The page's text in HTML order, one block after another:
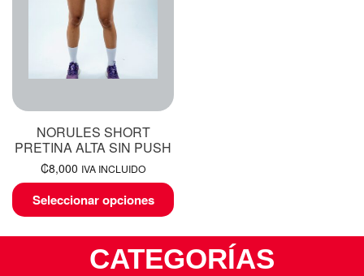
NORULES SHORT
PRETINA ALTA SIN PUSH
₡8,000 IVA INCLUIDO
Seleccionar opciones
CATEGORÍAS